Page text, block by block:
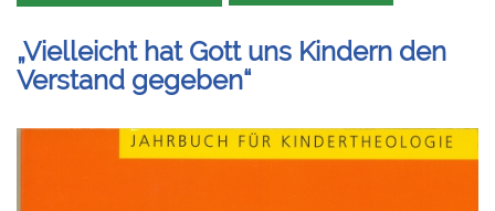
„Vielleicht hat Gott uns Kindern den
Verstand gegeben“